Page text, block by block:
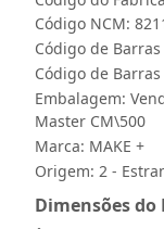
Código NCM:
Código de
Código de Barras
Embalagem:
Master CM\500
Marca: MAKE +
Origem: 2 -
Dimensões